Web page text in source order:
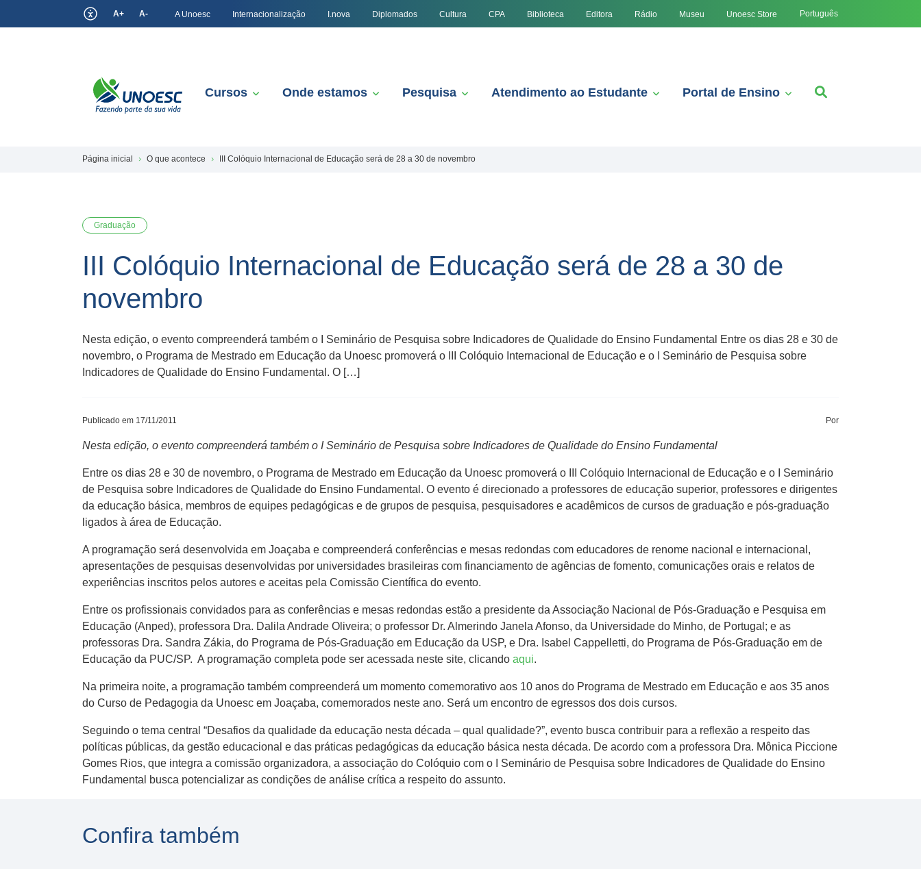
A+ A- A Unoesc Internacionalização I.nova Diplomados Cultura CPA Biblioteca Editora Rádio Museu Unoesc Store Português
Cursos Onde estamos Pesquisa Atendimento ao Estudante Portal de Ensino
Página inicial O que acontece III Colóquio Internacional de Educação será de 28 a 30 de novembro
Graduação
III Colóquio Internacional de Educação será de 28 a 30 de
novembro
Nesta edição, o evento compreenderá também o I Seminário de Pesquisa sobre Indicadores de Qualidade do Ensino Fundamental Entre os dias 28 e 30 de
novembro, o Programa de Mestrado em Educação da Unoesc promoverá o III Colóquio Internacional de Educação e o I Seminário de Pesquisa sobre
Indicadores de Qualidade do Ensino Fundamental. O […]
Publicado em 17/11/2011 Por
Nesta edição, o evento compreenderá também o I Seminário de Pesquisa sobre Indicadores de Qualidade do Ensino Fundamental
Entre os dias 28 e 30 de novembro, o Programa de Mestrado em Educação da Unoesc promoverá o III Colóquio Internacional de Educação e o I Seminário
de Pesquisa sobre Indicadores de Qualidade do Ensino Fundamental. O evento é direcionado a professores de educação superior, professores e dirigentes
da educação básica, membros de equipes pedagógicas e de grupos de pesquisa, pesquisadores e acadêmicos de cursos de graduação e pós-graduação
ligados à área de Educação.
A programação será desenvolvida em Joaçaba e compreenderá conferências e mesas redondas com educadores de renome nacional e internacional,
apresentações de pesquisas desenvolvidas por universidades brasileiras com financiamento de agências de fomento, comunicações orais e relatos de
experiências inscritos pelos autores e aceitas pela Comissão Científica do evento.
Entre os profissionais convidados para as conferências e mesas redondas estão a presidente da Associação Nacional de Pós-Graduação e Pesquisa em
Educação (Anped), professora Dra. Dalila Andrade Oliveira; o professor Dr. Almerindo Janela Afonso, da Universidade do Minho, de Portugal; e as
professoras Dra. Sandra Zákia, do Programa de Pós-Graduação em Educação da USP, e Dra. Isabel Cappelletti, do Programa de Pós-Graduação em de
Educação da PUC/SP. A programação completa pode ser acessada neste site, clicando aqui.
Na primeira noite, a programação também compreenderá um momento comemorativo aos 10 anos do Programa de Mestrado em Educação e aos 35 anos
do Curso de Pedagogia da Unoesc em Joaçaba, comemorados neste ano. Será um encontro de egressos dos dois cursos.
Seguindo o tema central “Desafios da qualidade da educação nesta década – qual qualidade?”, evento busca contribuir para a reflexão a respeito das
políticas públicas, da gestão educacional e das práticas pedagógicas da educação básica nesta década. De acordo com a professora Dra. Mônica Piccione
Gomes Rios, que integra a comissão organizadora, a associação do Colóquio com o I Seminário de Pesquisa sobre Indicadores de Qualidade do Ensino
Fundamental busca potencializar as condições de análise crítica a respeito do assunto.
Confira também